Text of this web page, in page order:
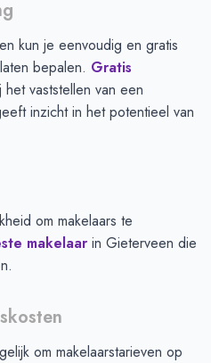
kun je eenvoudig en gratis
bepalen. Gratis
vaststellen van een
inzicht in het potentieel van
om makelaars te
makelaar in Gieterveen die
om makelaarstarieven op